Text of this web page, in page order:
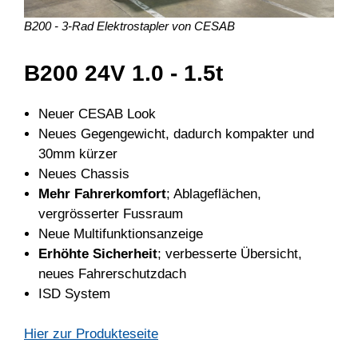
B200 - 3-Rad Elektrostapler von CESAB
B200 24V 1.0 - 1.5t
Neuer CESAB Look
Neues Gegengewicht, dadurch kompakter und
30mm kürzer
Neues Chassis
Mehr Fahrerkomfort; Ablageflächen,
vergrösserter Fussraum
Neue Multifunktionsanzeige
Erhöhte Sicherheit; verbesserte Übersicht,
neues Fahrerschutzdach
ISD System
Hier zur Produkteseite